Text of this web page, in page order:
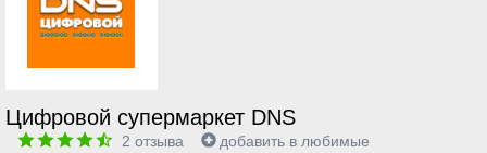
Цифровой супермаркет DNS
2 отзыва добавить в любимые